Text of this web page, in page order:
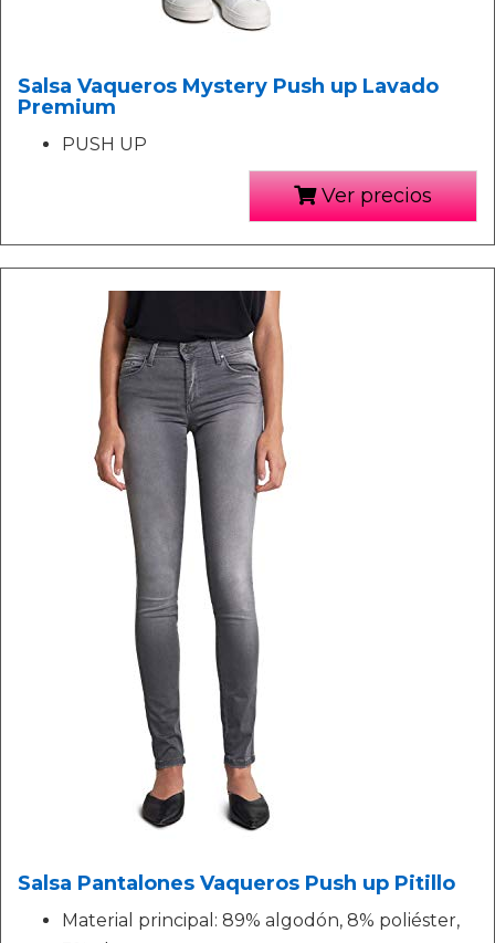
Salsa Vaqueros Mystery Push up Lavado
Premium
PUSH UP
Ver precios
Salsa Pantalones Vaqueros Push up Pitillo
Material principal: 89% algodón, 8% poliéster,